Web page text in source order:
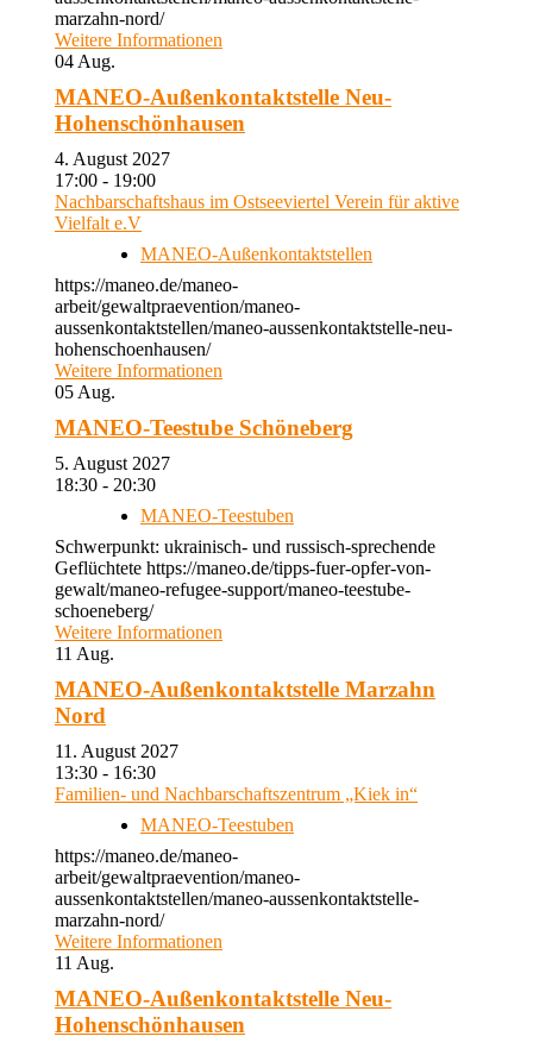
marzahn-nord/
Weitere Informationen
04 Aug.
MANEO-Außenkontaktstelle Neu-
Hohenschönhausen
4. August 2027
17:00 - 19:00
Nachbarschaftshaus im Ostseeviertel Verein für aktive
Vielfalt e.V
MANEO-Außenkontaktstellen
https://maneo.de/maneo-
arbeit/gewaltpraevention/maneo-
aussenkontaktstellen/maneo-aussenkontaktstelle-neu-
hohenschoenhausen/
Weitere Informationen
05 Aug.
MANEO-Teestube Schöneberg
5. August 2027
18:30 - 20:30
MANEO-Teestuben
Schwerpunkt: ukrainisch- und russisch-sprechende
Geflüchtete https://maneo.de/tipps-fuer-opfer-von-
gewalt/maneo-refugee-support/maneo-teestube-
schoeneberg/
Weitere Informationen
11 Aug.
MANEO-Außenkontaktstelle Marzahn
Nord
11. August 2027
13:30 - 16:30
Familien- und Nachbarschaftszentrum „Kiek in“
MANEO-Teestuben
https://maneo.de/maneo-
arbeit/gewaltpraevention/maneo-
aussenkontaktstellen/maneo-aussenkontaktstelle-
marzahn-nord/
Weitere Informationen
11 Aug.
MANEO-Außenkontaktstelle Neu-
Hohenschönhausen